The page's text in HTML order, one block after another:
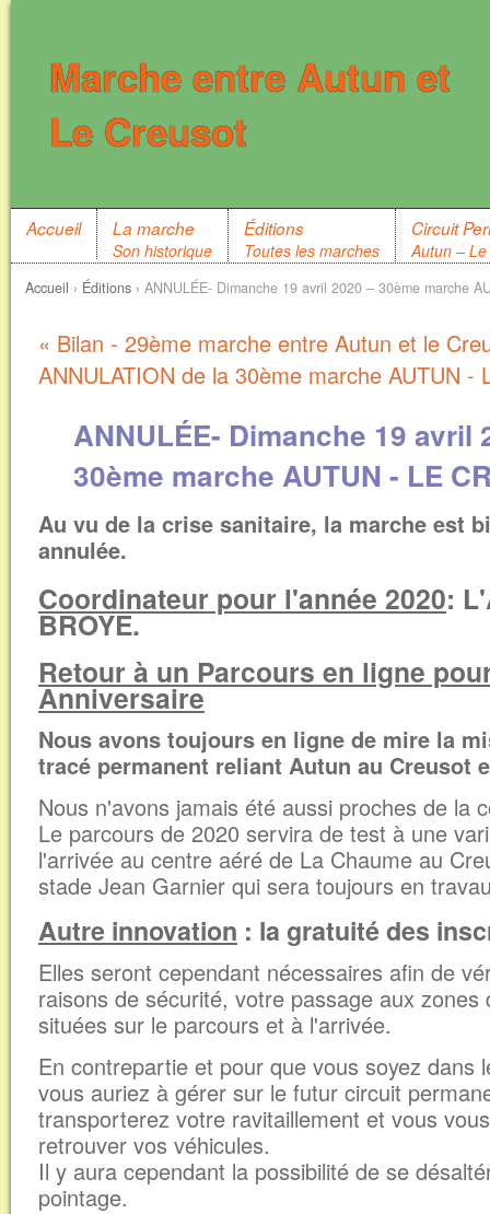
Marche entre Autun et
Le Creusot
Accueil La marche
Son historique
Éditions
Toutes les marches
Circuit
Autun –
Accueil › Éditions› ANNULÉE- Dimanche 19 avril 2020 – 30ème marche
« Bilan - 29ème marche entre Autun et le
ANNULATION de la 30ème marche AUTUN -
ANNULÉE- Dimanche 19 avril
30ème marche AUTUN - LE
Au vu de la crise sanitaire, la marche est
annulée.
Coordinateur pour l'année 2020:
BROYE.
Retour à un Parcours en ligne
Anniversaire
Nous avons toujours en ligne de mire la
tracé permanent reliant Autun au Creusot
Nous n'avons jamais été aussi proches de la
Le parcours de 2020 servira de test à une
l'arrivée au centre aéré de La Chaume au
stade Jean Garnier qui sera toujours en
Autre innovation : la gratuité des
Elles seront cependant nécessaires afin de
raisons de sécurité, votre passage aux zones
situées sur le parcours et à l'arrivée.
En contrepartie et pour que vous soyez dans
vous auriez à gérer sur le futur circuit
transporterez votre ravitaillement et vous
retrouver vos véhicules.
Il y aura cependant la possibilité de se
pointage.